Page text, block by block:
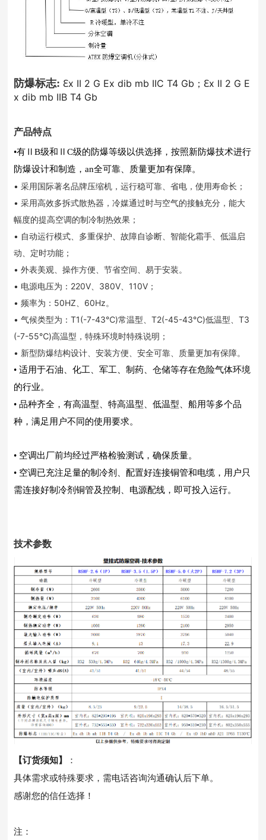
防爆标志:ℇx II 2 G Ex dib mb IIC T4 Gb；ℇx II 2 G E
x dib mb IIB T4 Gb
产品特点
•有ⅡB级和ⅡC级的防爆等级以供选择，按照新防爆技术进行
防爆设计和制造，an全可靠、质量更加有保障。
• 采用国际著名品牌压缩机，运行稳可靠、省电，使用寿命长；
• 采用高效多拆式散热器，冷媒通过时与空气的接触充分，能大
幅度的提高空调的制冷制热效果；
• 自动运行模式、多重保护、故障自诊断、智能化霜手、低温启
动、定时功能；
• 外表美观、操作方便、节省空间、易于安装。
• 电源电压为：220V、380V、110V；
• 频率为：50HZ、60Hz。
• 气候类型为：T1(-7-43℃)常温型、T2(-45-43℃)低温型、T3
(-7-55℃)高温型，特殊环境时特殊说明；
• 新型防爆结构设计、安装方便、安全可靠、质量更加有保障。
• 适用于石油、化工、军工、制药、仓储等存在危险气体环境
的行业。
• 品种齐全，有高温型、特高温型、低温型、船用等多个品
种，满足用户不同的使用要求。
• 空调出厂前均经过严格检验测试，确保质量。
• 空调已充注足量的制冷剂、配置好连接铜管和电缆，用户只
需连接好制冷剂铜管及控制、电源配线，即可投入运行。
技术参数
【订货须知】
：
具体需求或特殊要求，需电话咨询沟通确认后下单。
感谢您的信任选择！
注：